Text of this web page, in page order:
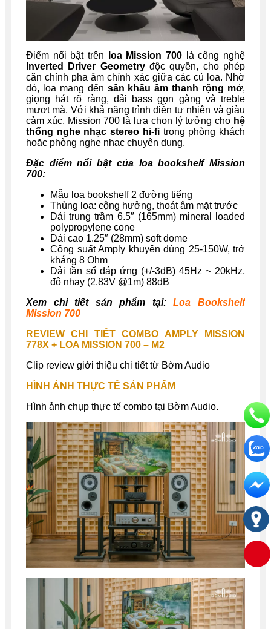
Điểm nổi bật trên loa Mission 700 là công nghệ
Inverted Driver Geometryđộc quyền, cho phép
căn chỉnh pha âm chính xác giữa các củ loa. Nhờ
đó, loa mang đến sân khấu âm thanh rộng mở,
giọng hát rõ ràng, dải bass gọn gàng và treble
mượt mà. Với khả năng trình diễn tự nhiên và giàu
cảm xúc, Mission 700 là lựa chọn lý tưởng cho hệ
thống nghe nhạc stereo hi-fitrong phòng khách
hoặc phòng nghe nhạc chuyên dụng.
Đặc điểm nổi bật của loa bookshelf Mission
700:
Mẫu loa bookshelf 2 đường tiếng
Thùng loa: cộng hưởng, thoát âm mặt trước
Dải trung trầm 6.5″ (165mm) mineral loaded
polypropylene cone
Dải cao 1.25″ (28mm) soft dome
Công suất Amply khuyên dùng 25-150W, trở
kháng 8 Ohm
Dải tần số đáp ứng (+/-3dB) 45Hz ~ 20kHz,
độ nhạy (2.83V @1m) 88dB
Xem chi tiết sản phẩm tại:Loa Bookshelf
Mission 700
REVIEW CHI TIẾT COMBO AMPLY MISSION
778X + LOA MISSION 700 – M2
Clip review giới thiệu chi tiết từ Bờm Audio
HÌNH ẢNH THỰC TẾ SẢN PHẨM
Hình ảnh chụp thực tế combo tại Bờm Audio.